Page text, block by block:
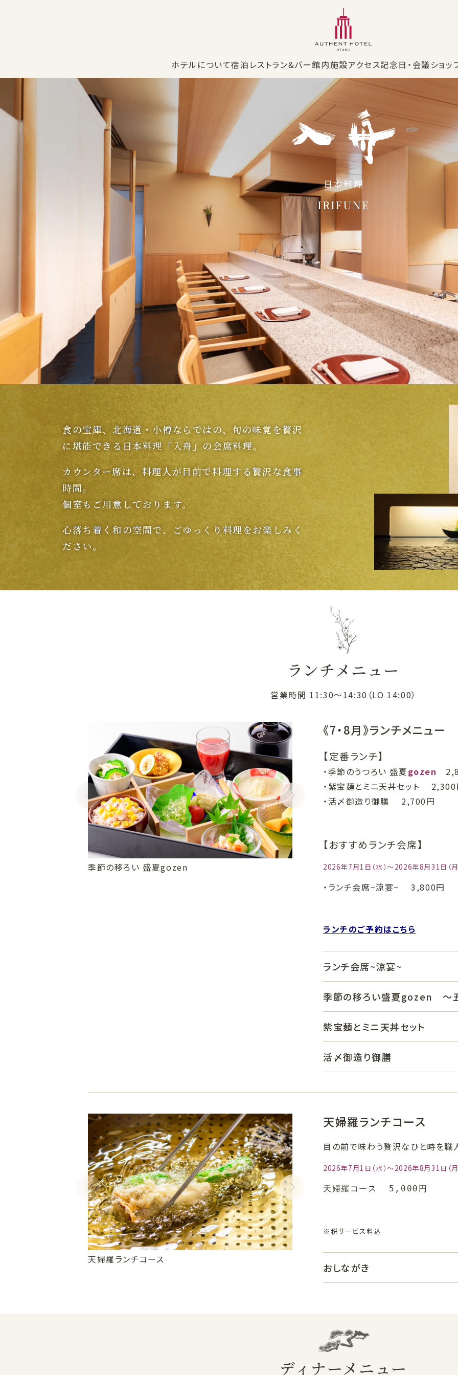
ホテルについて宿泊
宿泊について 客室
レストラン&バー
レストラン
カサブランカ
日本料理
入舟
メインバー
キャプテンズバー
トップラウンジ
ポールスター オ
館内施設アクセス記念日・会議ショッ
ホテルショップ
日本料理
IRIFUNE
食の宝庫、北海道・小樽ならではの、旬の味覚を贅沢
に堪能できる日本料理「入舟」の会席料理。
カウンター席は、料理人が目前で料理する贅沢な食事
時間。
個室もご用意しております。
心落ち着く和の空間で、ごゆっくり料理をお楽しみく
ださい。
ランチメニュー
営業時間 11:30～14:30（LO 14:00）
季節の移ろい 盛夏gozen ランチ会席~涼宴~
《7・8月》ランチメニュー
【定番ランチ】
・季節のうつろい 盛夏gozen
・紫宝麺とミニ天丼セット 2,300
・活〆御造り御膳 2,700円
【おすすめランチ会席】
2026年7月1日（水）～2026年8月31日（月
・ランチ会席~涼宴~ 3,800円
ランチのご予約はこちら
ランチ会席~涼宴~
季節の移ろい盛夏gozen ～
紫宝麺とミニ天丼セット
活〆御造り御膳
天婦羅ランチコース
天婦羅ランチコース
目の前で味わう贅沢なひと時を職
2026年7月1日（水）～2026年8月31日（月
天婦羅コース  5,000円
※税サービス料込
おしながき
ディナーメニュー